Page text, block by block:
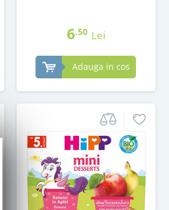
6,50 Lei
Adauga in cos